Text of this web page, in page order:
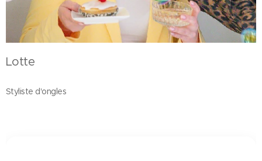
Lotte
Styliste d'ongles